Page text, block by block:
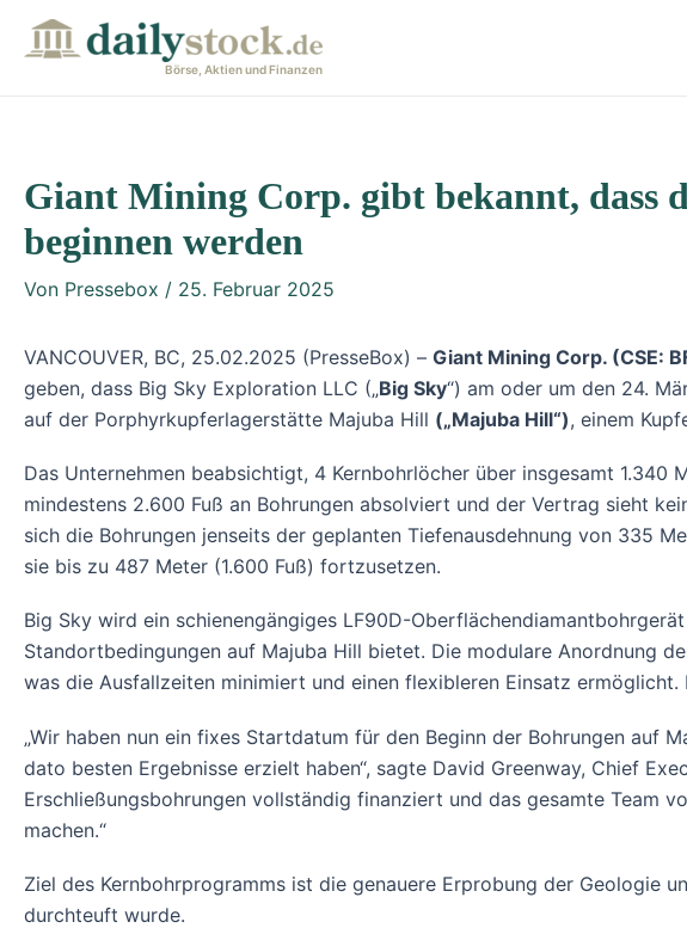
Inhalt
Börse, Aktien und Finanzen
Giant Mining Corp. gibt bekannt, dass
beginnen werden
Von Pressebox / 25. Februar 2025
VANCOUVER, BC, 25.02.2025 (PresseBox) – Giant Mining Corp. (CSE:
geben, dass Big Sky Exploration LLC („Big Sky“) am oder um den 24.
auf der Porphyrkupferlagerstätte Majuba Hill („Majuba Hill“), einem
Das Unternehmen beabsichtigt, 4 Kernbohrlöcher über insgesamt
mindestens 2.600 Fuß an Bohrungen absolviert und der Vertrag sieht
sich die Bohrungen jenseits der geplanten Tiefenausdehnung von 335
sie bis zu 487 Meter (1.600 Fuß) fortzusetzen.
Big Sky wird ein schienengängiges LF90D-
Standortbedingungen auf Majuba Hill bietet. Die modulare Anordnung
was die Ausfallzeiten minimiert und einen flexibleren Einsatz
„Wir haben nun ein fixes Startdatum für den Beginn der Bohrungen auf
dato besten Ergebnisse erzielt haben“, sagte David Greenway, Chief
Erschließungsbohrungen vollständig finanziert und das gesamte Team
machen.“
Ziel des Kernbohrprogramms ist die genauere Erprobung der Geologie
durchteuft wurde.
navigation